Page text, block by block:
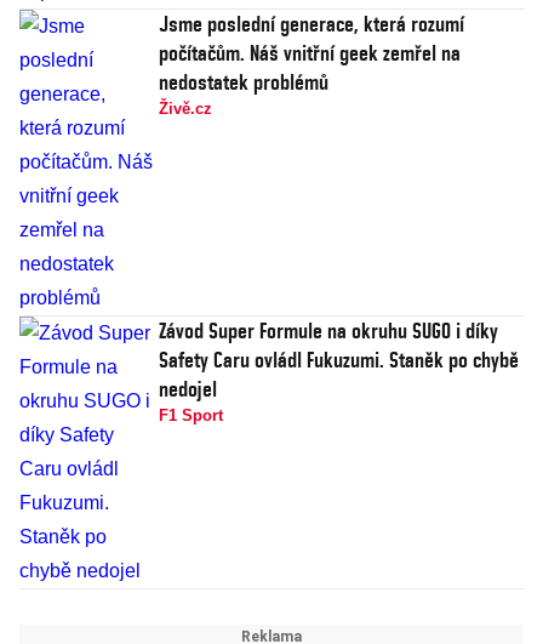
Jsme poslední generace, která rozumí
počítačům. Náš vnitřní geek zemřel na
nedostatek problémů
Živě.cz
Závod Super Formule na okruhu SUGO i díky
Safety Caru ovládl Fukuzumi. Staněk po chybě
nedojel
F1 Sport